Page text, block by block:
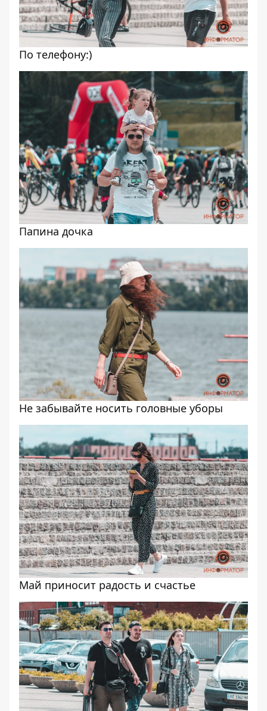
По телефону:)
Папина дочка
Не забывайте носить головные уборы
Май приносит радость и счастье